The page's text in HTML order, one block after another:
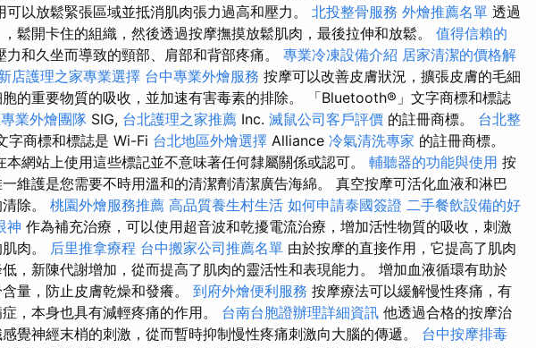
以放鬆緊張區域並抵消肌肉張力過高和壓力。 北投整骨服務 外燴推薦名單 透過
鬆開卡住的組織，然後透過按摩撫摸放鬆肌肉，最後拉伸和放鬆。 值得信賴的
力和久坐而導致的頸部、肩部和背部疼痛。 專業冷凍設備介紹 居家清潔的價格解
店護理之家專業選擇 台中專業外燴服務 按摩可以改善皮膚狀況，擴張皮膚的毛細
的重要物質的吸收，並加速有害毒素的排除。 「Bluetooth®」文字商標和標誌
業外燴團隊 SIG, 台北護理之家推薦 Inc. 滅鼠公司客戶評價 的註冊商標。 台北整
字商標和標誌是 Wi-Fi 台北地區外燴選擇 Alliance 冷氣清洗專家 的註冊商標。
本網站上使用這些標記並不意味著任何隸屬關係或認可。 輔聽器的功能與使用 按
維護是您需要不時用溫和的清潔劑清潔廣告海綿。 真空按摩可活化血液和淋巴
除。 桃園外燴服務推薦 高品質養生村生活 如何申請泰國簽證 二手餐飲設備的好
神 作為補充治療，可以使用超音波和乾擾電流治療，增加活性物質的吸收，刺激
肉。 后里推拿療程 台中搬家公司推薦名單 由於按摩的直接作用，它提高了肌肉
，新陳代謝增加，從而提高了肌肉的靈活性和表現能力。 增加血液循環有助於
量，防止皮膚乾燥和發癢。 到府外燴便利服務 按摩療法可以緩解慢性疼痛，有
，本身也具有減輕疼痛的作用。 台南台胞證辦理詳細資訊 他透過合格的按摩治
覺神經末梢的刺激，從而暫時抑制慢性疼痛刺激向大腦的傳遞。 台中按摩排毒